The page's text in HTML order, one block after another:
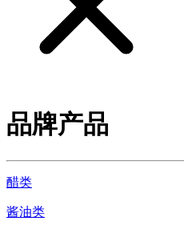
品牌产品
醋类
酱油类